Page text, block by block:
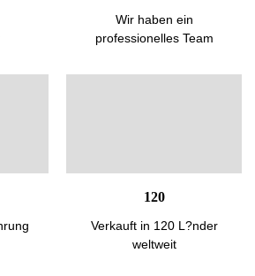
Wir haben ein
professionelles Team
120
Verkauft in 120 L?nder
weltweit